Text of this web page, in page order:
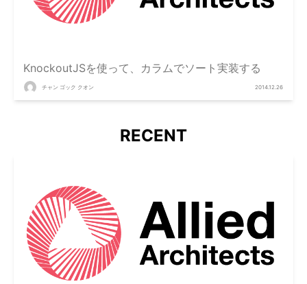
KnockoutJSを使って、カラムでソート実装する
チャン ゴック クオン 2014.12.26
RECENT